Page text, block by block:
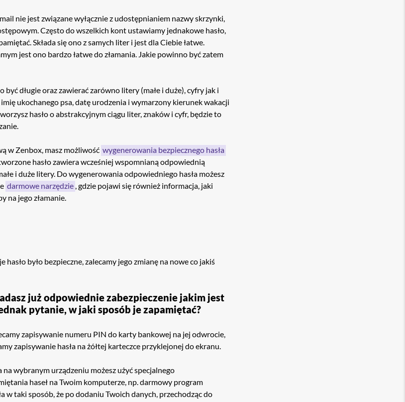
nie jest związane wyłącznie z udostępnianiem nazwy skrzynki,
Często do wszelkich kont ustawiamy jednakowe hasło,
Składa się ono z samych liter i jest dla Ciebie łatwe.
jest ono bardzo łatwe do złamania. Jakie powinno być zatem
długie oraz zawierać zarówno litery (małe i duże), cyfry jak i
ukochanego psa, datę urodzenia i wymarzony kierunek wakacji
hasło o abstrakcyjnym ciągu liter, znaków i cyfr, będzie to
w Zenbox, masz możliwość wygenerowania bezpiecznego hasła
hasło zawiera wcześniej wspomnianą odpowiednią
i duże litery. Do wygenerowania odpowiedniego hasła możesz
darmowe narzędzie , gdzie pojawi się również informacja, jaki
na jego złamanie.
hasło było bezpieczne, zalecamy jego zmianę na nowe co jakiś
już odpowiednie zabezpieczenie jakim jest
pytanie, w jaki sposób je zapamiętać?
zapisywanie numeru PIN do karty bankowej na jej odwrocie,
zapisywanie hasła na żółtej karteczce przyklejonej do ekranu.
na wybranym urządzeniu możesz użyć specjalnego
haseł na Twoim komputerze, np. darmowy program
w taki sposób, że po dodaniu Twoich danych, przechodząc do